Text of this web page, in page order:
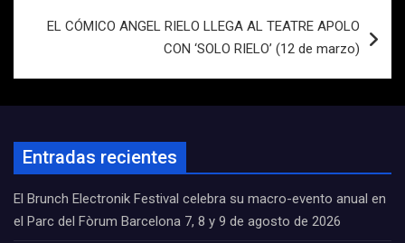
EL CÓMICO ANGEL RIELO LLEGA AL TEATRE APOLO
CON ‘SOLO RIELO’ (12 de marzo)
Entradas recientes
El Brunch Electronik Festival celebra su macro-evento anual en
el Parc del Fòrum Barcelona 7, 8 y 9 de agosto de 2026